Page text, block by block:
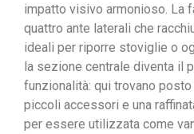
impatto visivo armonioso. La
quattro ante laterali che
ideali per riporre stoviglie o
la sezione centrale diventa il
funzionalità: qui trovano
piccoli accessori e una
per essere utilizzata come